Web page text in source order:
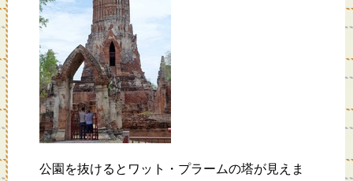
公園を抜けるとワット・プラームの塔が見えま